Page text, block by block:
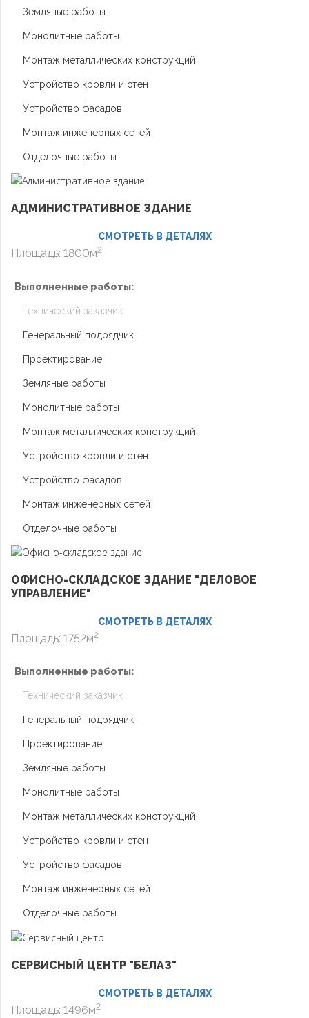
Земляные работы
Монолитные работы
Монтаж металлических конструкций
Устройство кровли и стен
Устройство фасадов
Монтаж инженерных сетей
Отделочные работы
АДМИНИСТРАТИВНОЕ ЗДАНИЕ
СМОТРЕТЬ В ДЕТАЛЯХ
Площадь: 1800м2
Выполненные работы:
Технический заказчик
Генеральный подрядчик
Проектирование
Земляные работы
Монолитные работы
Монтаж металлических конструкций
Устройство кровли и стен
Устройство фасадов
Монтаж инженерных сетей
Отделочные работы
ОФИСНО-СКЛАДСКОЕ ЗДАНИЕ "ДЕЛОВОЕ
УПРАВЛЕНИЕ"
СМОТРЕТЬ В ДЕТАЛЯХ
Площадь: 1752м2
Выполненные работы:
Технический заказчик
Генеральный подрядчик
Проектирование
Земляные работы
Монолитные работы
Монтаж металлических конструкций
Устройство кровли и стен
Устройство фасадов
Монтаж инженерных сетей
Отделочные работы
СЕРВИСНЫЙ ЦЕНТР "БЕЛАЗ"
СМОТРЕТЬ В ДЕТАЛЯХ
Площадь: 1496м2